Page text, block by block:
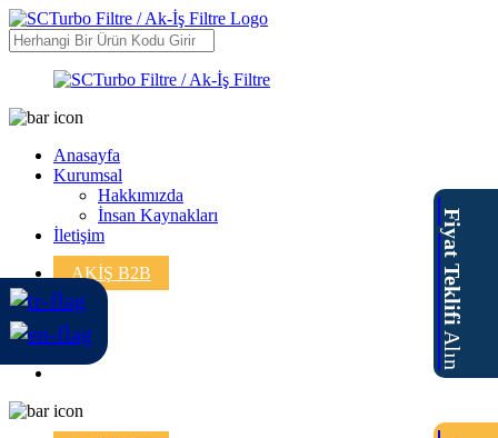
Anasayfa
Kurumsal
Hakkımızda
İnsan Kaynakları
İletişim
AKİŞ B2B
Fiyat Teklifi
Alın